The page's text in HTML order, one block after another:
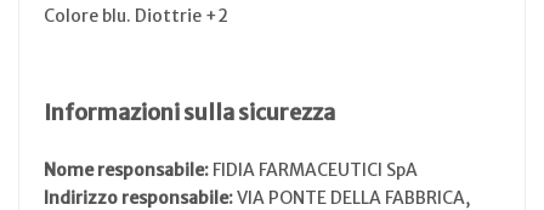
Colore blu. Diottrie +2
Informazioni sulla sicurezza
Nome responsabile: FIDIA FARMACEUTICI SpA
Indirizzo responsabile:VIA PONTE DELLA FABBRICA,